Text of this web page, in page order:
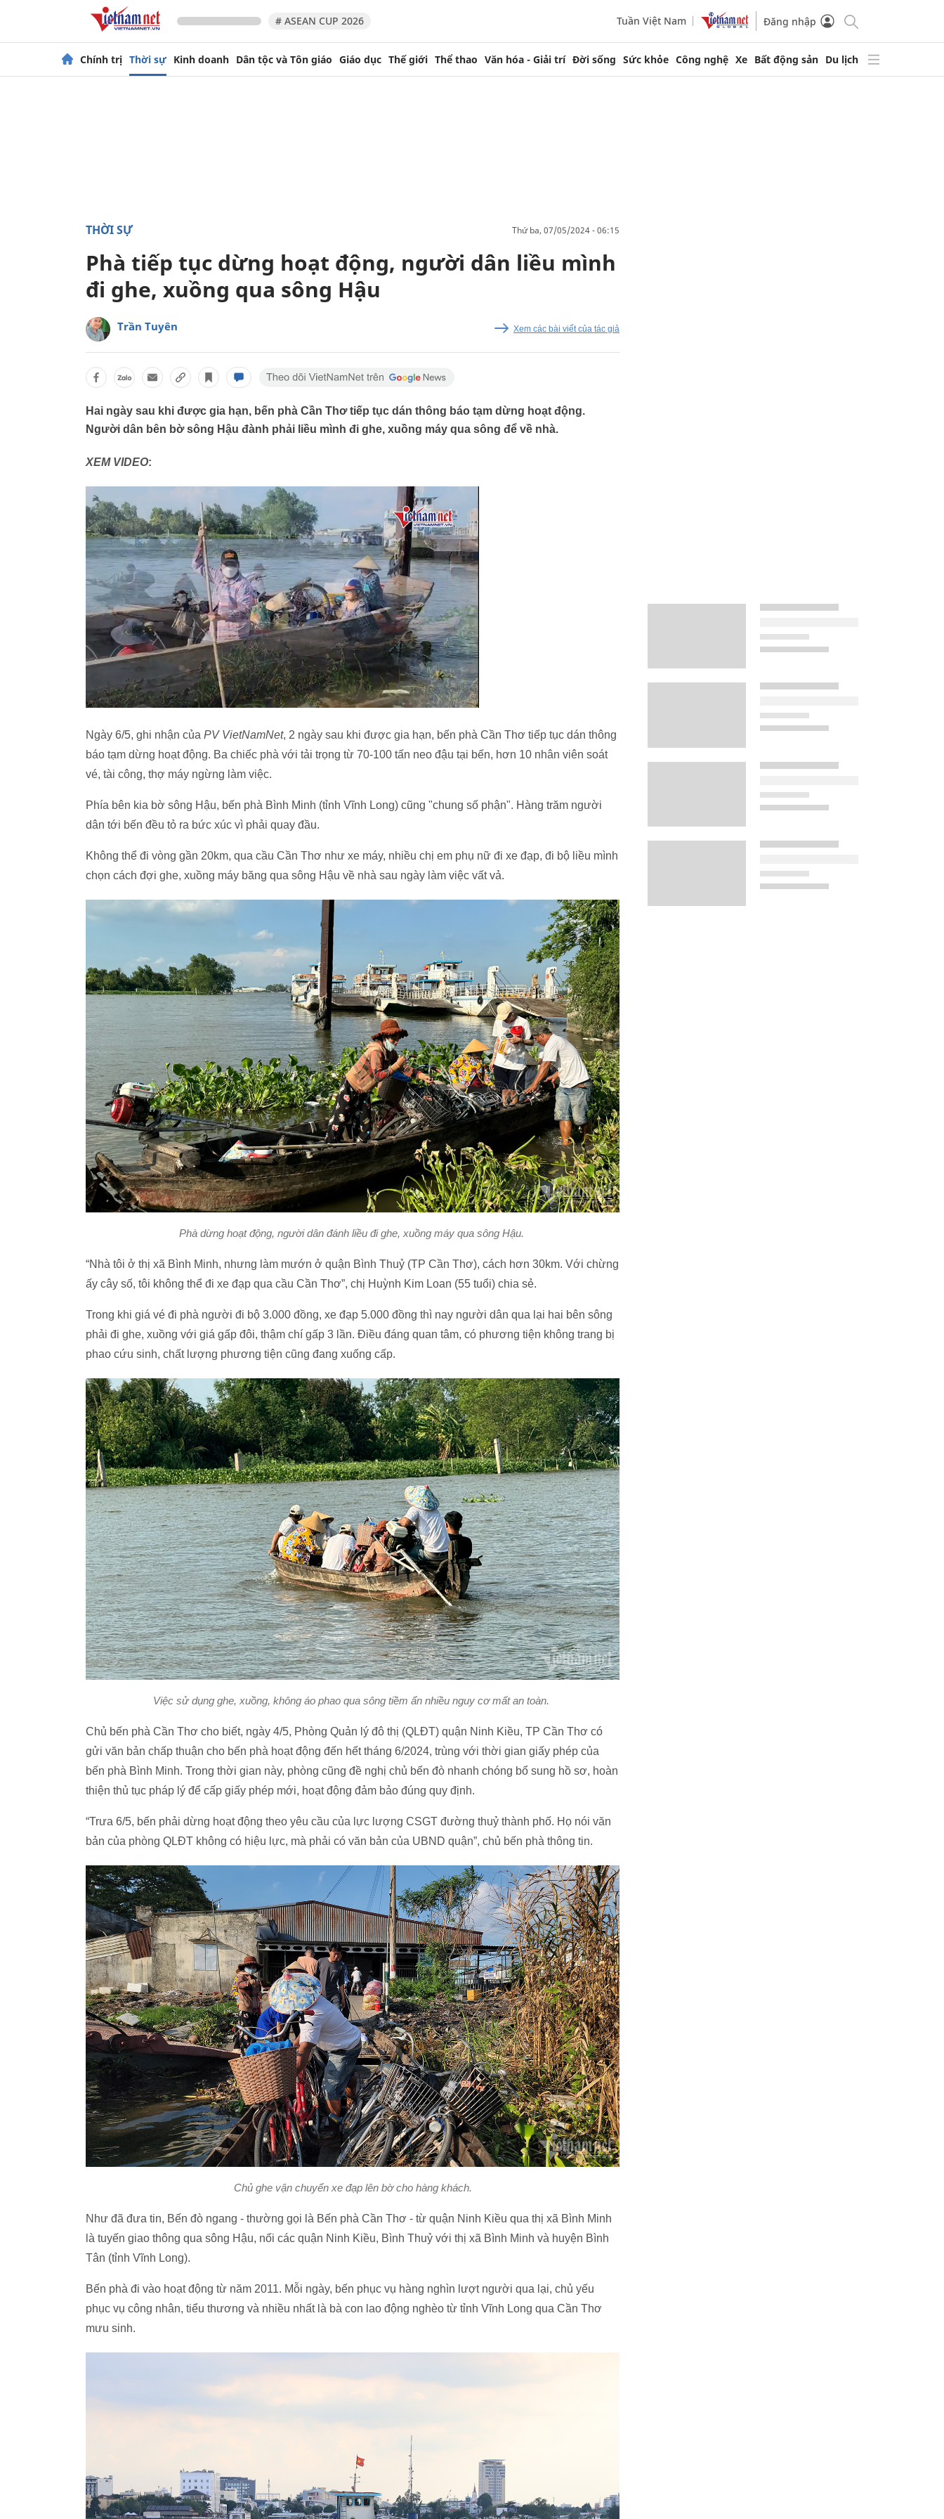
# ASEAN CUP 2026 Tuần Việt Nam Đăng nhập
Chính trị Thời sự Kinh doanh Dân tộc và Tôn giáo Giáo dục Thế giới Thể thao Văn hóa - Giải trí Đời sống Sức khỏe Công nghệ Xe Bất động sản Du lịch
THỜI SỰ thứ ba, 07/05/2024 - 06:15
Phà tiếp tục dừng hoạt động, người dân liều mình
đi ghe, xuồng qua sông Hậu
Trần Tuyên Xem các bài viết của tác giả
Hai ngày sau khi được gia hạn, bến phà Cần Thơ tiếp tục dán thông báo tạm dừng hoạt động.
Người dân bên bờ sông Hậu đành phải liều mình đi ghe, xuồng máy qua sông để về nhà.
XEM VIDEO:
Ngày 6/5, ghi nhận của PV VietNamNet, 2 ngày sau khi được gia hạn, bến phà Cần Thơ tiếp tục dán thông
báo tạm dừng hoạt động. Ba chiếc phà với tải trọng từ 70-100 tấn neo đậu tại bến, hơn 10 nhân viên soát
vé, tài công, thợ máy ngừng làm việc.
Phía bên kia bờ sông Hậu, bến phà Bình Minh (tỉnh Vĩnh Long) cũng "chung số phận". Hàng trăm người
dân tới bến đều tỏ ra bức xúc vì phải quay đầu.
Không thể đi vòng gần 20km, qua cầu Cần Thơ như xe máy, nhiều chị em phụ nữ đi xe đạp, đi bộ liều mình
chọn cách đợi ghe, xuồng máy băng qua sông Hậu về nhà sau ngày làm việc vất vả.
Phà dừng hoạt động, người dân đánh liều đi ghe, xuồng máy qua sông Hậu.
“Nhà tôi ở thị xã Bình Minh, nhưng làm mướn ở quận Bình Thuỷ (TP Cần Thơ), cách hơn 30km. Với chừng
ấy cây số, tôi không thể đi xe đạp qua cầu Cần Thơ”, chị Huỳnh Kim Loan (55 tuổi) chia sẻ.
Trong khi giá vé đi phà người đi bộ 3.000 đồng, xe đạp 5.000 đồng thì nay người dân qua lại hai bên sông
phải đi ghe, xuồng với giá gấp đôi, thậm chí gấp 3 lần. Điều đáng quan tâm, có phương tiện không trang bị
phao cứu sinh, chất lượng phương tiện cũng đang xuống cấp.
Việc sử dụng ghe, xuồng, không áo phao qua sông tiềm ẩn nhiều nguy cơ mất an toàn.
Chủ bến phà Cần Thơ cho biết, ngày 4/5, Phòng Quản lý đô thị (QLĐT) quận Ninh Kiều, TP Cần Thơ có
gửi văn bản chấp thuận cho bến phà hoạt động đến hết tháng 6/2024, trùng với thời gian giấy phép của
bến phà Bình Minh. Trong thời gian này, phòng cũng đề nghị chủ bến đò nhanh chóng bổ sung hồ sơ, hoàn
thiện thủ tục pháp lý để cấp giấy phép mới, hoạt động đảm bảo đúng quy định.
“Trưa 6/5, bến phải dừng hoạt động theo yêu cầu của lực lượng CSGT đường thuỷ thành phố. Họ nói văn
bản của phòng QLĐT không có hiệu lực, mà phải có văn bản của UBND quận”, chủ bến phà thông tin.
Chủ ghe vận chuyển xe đạp lên bờ cho hàng khách.
Như đã đưa tin, Bến đò ngang - thường gọi là Bến phà Cần Thơ - từ quận Ninh Kiều qua thị xã Bình Minh
là tuyến giao thông qua sông Hậu, nối các quận Ninh Kiều, Bình Thuỷ với thị xã Bình Minh và huyện Bình
Tân (tỉnh Vĩnh Long).
Bến phà đi vào hoạt động từ năm 2011. Mỗi ngày, bến phục vụ hàng nghìn lượt người qua lại, chủ yếu
phục vụ công nhân, tiểu thương và nhiều nhất là bà con lao động nghèo từ tỉnh Vĩnh Long qua Cần Thơ
mưu sinh.